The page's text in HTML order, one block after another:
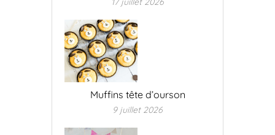
Muffins tête d’ourson
9 juillet 2026